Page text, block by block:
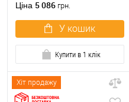
Ціна 5 086 грн.
У кошик
Купити в 1 клік
Хіт продажу